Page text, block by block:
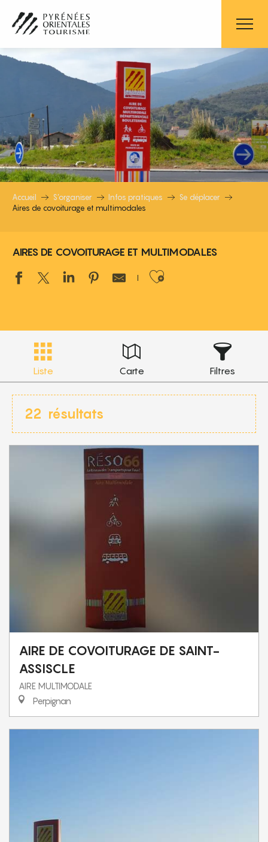
contenu
principal
Accueil S’organiser Infos pratiques
Se déplacer
Aires de covoiturage et multimodales
AIRES DE COVOITURAGE ET MULTIMODALES
AIRES DE COVOITURAGE ET
Ajouter aux
Liste Carte Filtres
22 résultats
AIRE DE COVOITURAGE DE SAINT-
ASSISCLE
AIRE MULTIMODALE
Perpignan